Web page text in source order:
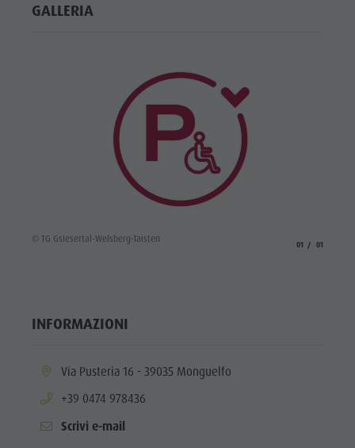
GALLERIA
© TG Gsiesertal-Welsberg-Taisten
01 01
INFORMAZIONI
aria.location:
Via Pusteria 16 - 39035 Monguelfo
aria.phone:
+39 0474 978436
Scrivi e-mail